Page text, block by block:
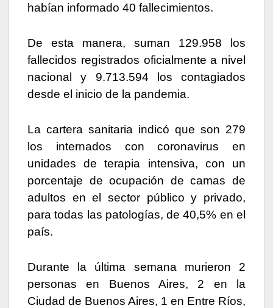
habían informado 40 fallecimientos.
De esta manera, suman 129.958 los
fallecidos registrados oficialmente a nivel
nacional y 9.713.594 los contagiados
desde el inicio de la pandemia.
La cartera sanitaria indicó que son 279
los internados con coronavirus en
unidades de terapia intensiva, con un
porcentaje de ocupación de camas de
adultos en el sector público y privado,
para todas las patologías, de 40,5% en el
país.
Durante la última semana murieron 2
personas en Buenos Aires, 2 en la
Ciudad de Buenos Aires, 1 en Entre Ríos,